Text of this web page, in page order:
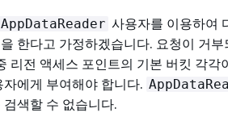
AppDataReader 사용자를 이용하여
한다고 가정하겠습니다. 요청이 거
리전 액세스 포인트의 기본 버킷 각각
자에게 부여해야 합니다.
색할 수 없습니다.